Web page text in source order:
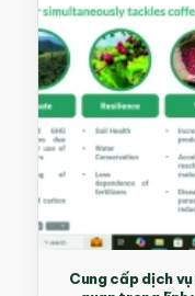
Cung cấp dịch